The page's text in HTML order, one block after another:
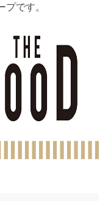
です。